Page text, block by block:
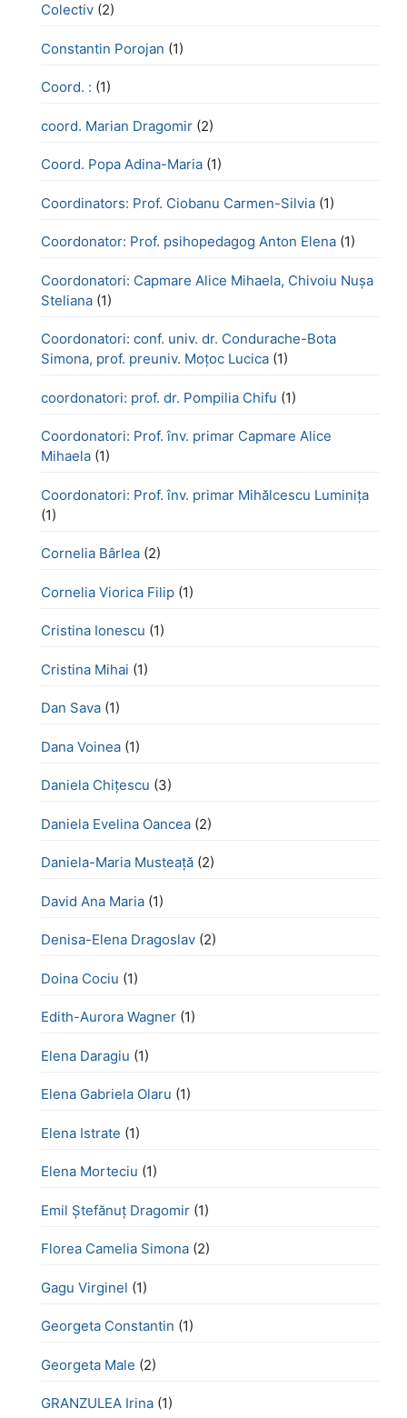
Colectiv (2)
Constantin Porojan (1)
Coord. : (1)
coord. Marian Dragomir (2)
Coord. Popa Adina-Maria (1)
Coordinators: Prof. Ciobanu Carmen-Silvia (1)
Coordonator: Prof. psihopedagog Anton Elena (1)
Coordonatori: Capmare Alice Mihaela, Chivoiu Nușa
Steliana (1)
Coordonatori: conf. univ. dr. Condurache-Bota
Simona, prof. preuniv. Moțoc Lucica (1)
coordonatori: prof. dr. Pompilia Chifu (1)
Coordonatori: Prof. înv. primar Capmare Alice
Mihaela (1)
Coordonatori: Prof. înv. primar Mihălcescu Luminița
(1)
Cornelia Bârlea (2)
Cornelia Viorica Filip (1)
Cristina Ionescu (1)
Cristina Mihai (1)
Dan Sava (1)
Dana Voinea (1)
Daniela Chițescu (3)
Daniela Evelina Oancea (2)
Daniela-Maria Musteață (2)
David Ana Maria (1)
Denisa-Elena Dragoslav (2)
Doina Cociu (1)
Edith-Aurora Wagner (1)
Elena Daragiu (1)
Elena Gabriela Olaru (1)
Elena Istrate (1)
Elena Morteciu (1)
Emil Ștefănuț Dragomir (1)
Florea Camelia Simona (2)
Gagu Virginel (1)
Georgeta Constantin (1)
Georgeta Male (2)
GRANZULEA Irina (1)